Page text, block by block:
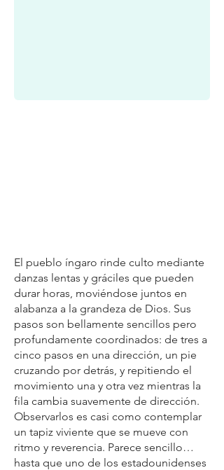
El pueblo íngaro rinde culto mediante
danzas lentas y gráciles que pueden
durar horas, moviéndose juntos en
alabanza a la grandeza de Dios. Sus
pasos son bellamente sencillos pero
profundamente coordinados: de tres a
cinco pasos en una dirección, un pie
cruzando por detrás, y repitiendo el
movimiento una y otra vez mientras la
fila cambia suavemente de dirección.
Observarlos es casi como contemplar
un tapiz viviente que se mueve con
ritmo y reverencia. Parece sencillo…
hasta que uno de los estadounidenses